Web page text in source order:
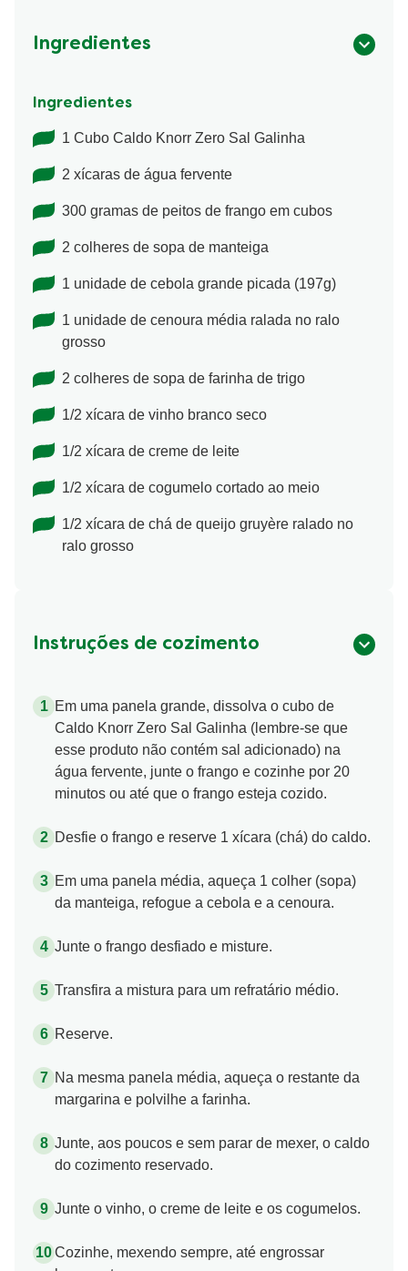
Ingredientes
Ingredientes
1 Cubo Caldo Knorr Zero Sal Galinha
2 xícaras de água fervente
300 gramas de peitos de frango em cubos
2 colheres de sopa de manteiga
1 unidade de cebola grande picada (197g)
1 unidade de cenoura média ralada no ralo
grosso
2 colheres de sopa de farinha de trigo
1/2 xícara de vinho branco seco
1/2 xícara de creme de leite
1/2 xícara de cogumelo cortado ao meio
1/2 xícara de chá de queijo gruyère ralado no
ralo grosso
Instruções de cozimento
Em uma panela grande, dissolva o cubo de
Caldo Knorr Zero Sal Galinha (lembre-se que
esse produto não contém sal adicionado) na
água fervente, junte o frango e cozinhe por 20
minutos ou até que o frango esteja cozido.
Desfie o frango e reserve 1 xícara (chá) do caldo.
Em uma panela média, aqueça 1 colher (sopa)
da manteiga, refogue a cebola e a cenoura.
Junte o frango desfiado e misture.
Transfira a mistura para um refratário médio.
Reserve.
Na mesma panela média, aqueça o restante da
margarina e polvilhe a farinha.
Junte, aos poucos e sem parar de mexer, o caldo
do cozimento reservado.
Junte o vinho, o creme de leite e os cogumelos.
Cozinhe, mexendo sempre, até engrossar